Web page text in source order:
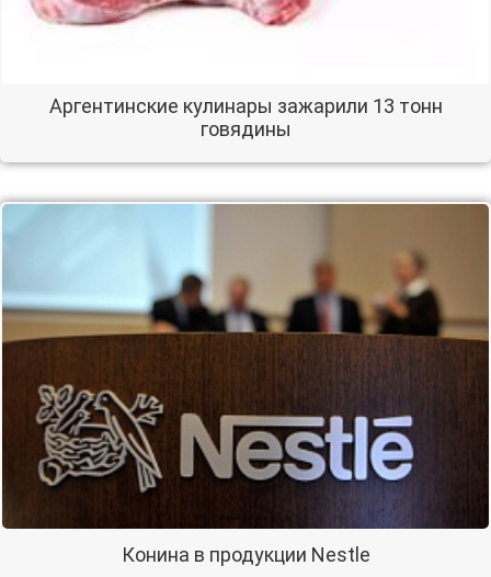
Аргентинские кулинары зажарили 13 тонн
говядины
Конина в продукции Nestle